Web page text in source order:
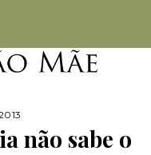
não sabe o